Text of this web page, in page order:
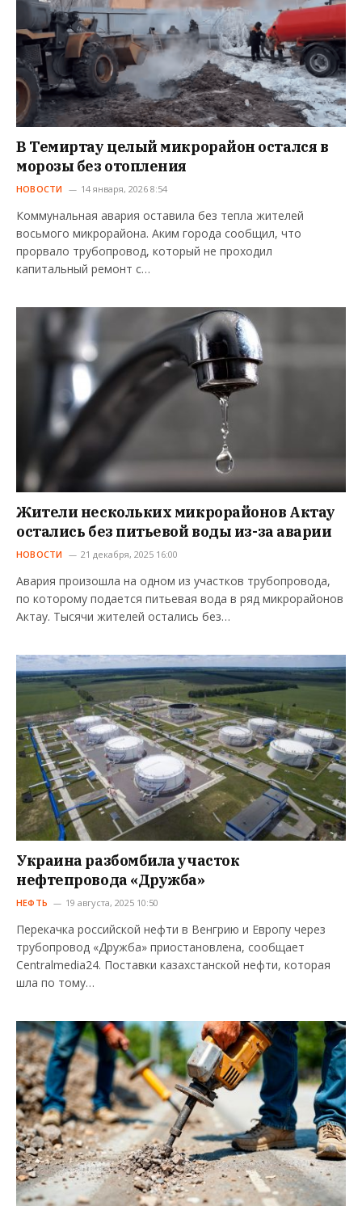
В Темиртау целый микрорайон остался в
морозы без отопления
НОВОСТИ 14 января, 2026 8:54
Коммунальная авария оставила без тепла жителей
восьмого микрорайона. Аким города сообщил, что
прорвало трубопровод, который не проходил
капитальный ремонт с…
Жители нескольких микрорайонов Актау
остались без питьевой воды из-за аварии
НОВОСТИ 21 декабря, 2025 16:00
Авария произошла на одном из участков трубопровода,
по которому подается питьевая вода в ряд микрорайонов
Актау. Тысячи жителей остались без…
Украина разбомбила участок
нефтепровода «Дружба»
НЕФТЬ 19 августа, 2025 10:50
Перекачка российской нефти в Венгрию и Европу через
трубопровод «Дружба» приостановлена, сообщает
Centralmedia24. Поставки казахстанской нефти, которая
шла по тому…